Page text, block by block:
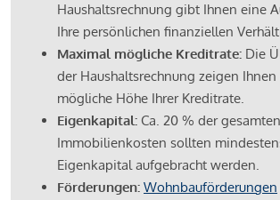
Haushaltsrechnung gibt Ihnen eine
Ihre persönlichen finanziellen
Maximal mögliche Kreditrate: Die
der Haushaltsrechnung zeigen
mögliche Höhe Ihrer Kreditrate.
Eigenkapital: Ca. 20 % der gesamten
Immobilienkosten sollten
Eigenkapital aufgebracht werden.
Förderungen: Wohnbauförderungen